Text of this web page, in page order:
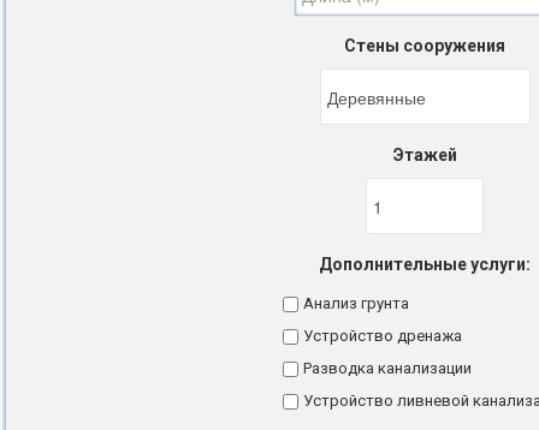
Стены сооружения
Этажей
Дополнительные услуги:
Анализ грунта
Устройство дренажа
Разводка канализации
Устройство ливневой